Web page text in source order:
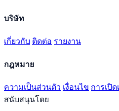
บริษัท
เกี่ยวกับ ติดต่อ รายงาน
กฎหมาย
ความเป็นส่วนตัว เงื่อนไข การเปิ
สนับสนุนโดย